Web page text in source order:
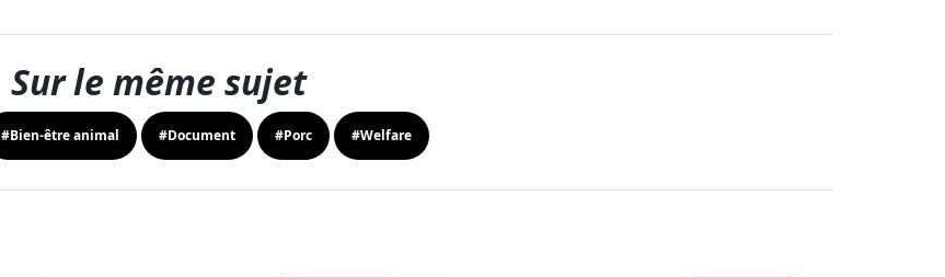
Sur le même sujet
#Bien-être animal #Document #Porc #Welfare